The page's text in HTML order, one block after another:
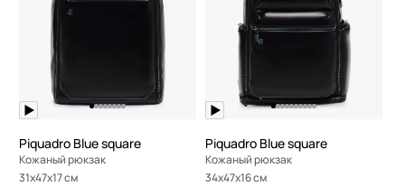
Piquadro Blue square
Кожаный рюкзак
31x47x17 см
Piquadro Blue square
Кожаный рюкзак
34x47x16 см